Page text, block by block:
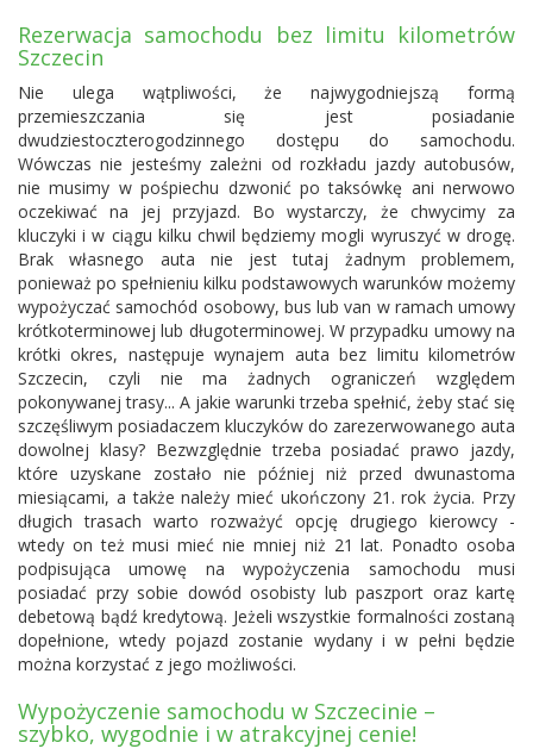
Rezerwacja samochodu bez limitu kilometrów
Szczecin
Nie ulega wątpliwości, że najwygodniejszą formą
przemieszczania się jest posiadanie
dwudziestoczterogodzinnego dostępu do samochodu.
Wówczas nie jesteśmy zależni od rozkładu jazdy autobusów,
nie musimy w pośpiechu dzwonić po taksówkę ani nerwowo
oczekiwać na jej przyjazd. Bo wystarczy, że chwycimy za
kluczyki i w ciągu kilku chwil będziemy mogli wyruszyć w drogę.
Brak własnego auta nie jest tutaj żadnym problemem,
ponieważ po spełnieniu kilku podstawowych warunków możemy
wypożyczać samochód osobowy, bus lub van w ramach umowy
krótkoterminowej lub długoterminowej. W przypadku umowy na
krótki okres, następuje wynajem auta bez limitu kilometrów
Szczecin, czyli nie ma żadnych ograniczeń względem
pokonywanej trasy... A jakie warunki trzeba spełnić, żeby stać się
szczęśliwym posiadaczem kluczyków do zarezerwowanego auta
dowolnej klasy? Bezwzględnie trzeba posiadać prawo jazdy,
które uzyskane zostało nie później niż przed dwunastoma
miesiącami, a także należy mieć ukończony 21. rok życia. Przy
długich trasach warto rozważyć opcję drugiego kierowcy -
wtedy on też musi mieć nie mniej niż 21 lat. Ponadto osoba
podpisująca umowę na wypożyczenia samochodu musi
posiadać przy sobie dowód osobisty lub paszport oraz kartę
debetową bądź kredytową. Jeżeli wszystkie formalności zostaną
dopełnione, wtedy pojazd zostanie wydany i w pełni będzie
można korzystać z jego możliwości.
Wypożyczenie samochodu w Szczecinie –
szybko, wygodnie i w atrakcyjnej cenie!